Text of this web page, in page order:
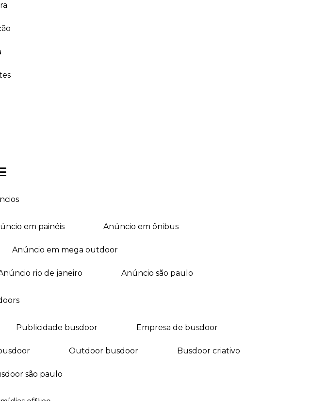
em painéis anúncio em ônibus
anúncio em mega outdoor
anúncio rio de janeiro anúncio são paulo
publicidade busdoor empresa de busdoor
outdoor busdoor busdoor criativo
são paulo